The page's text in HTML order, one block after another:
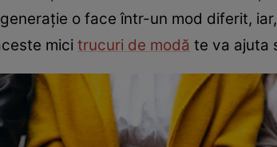
o face într-un mod diferit,
mici trucuri de modă te va ajuta